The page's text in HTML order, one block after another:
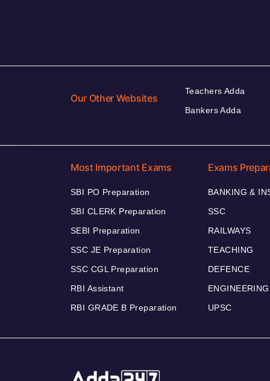
Our Other Websites
Teachers Adda
Bankers Adda
Most Important Exams
SBI PO Preparation
SBI CLERK Preparation
SEBI Preparation
SSC JE Preparation
SSC CGL Preparation
RBI Assistant
RBI GRADE B Preparation
Exams
BANKING &
SSC
RAILWAYS
TEACHING
DEFENCE
ENGINEERING
UPSC